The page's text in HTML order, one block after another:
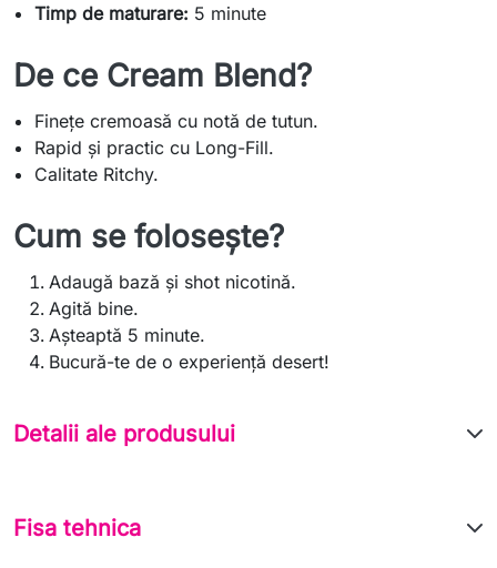
Timp de maturare: 5 minute
De ce Cream Blend?
Finețe cremoasă cu notă de tutun.
Rapid și practic cu Long-Fill.
Calitate Ritchy.
Cum se folosește?
Adaugă bază și shot nicotină.
Agită bine.
Așteaptă 5 minute.
Bucură-te de o experiență desert!
Detalii ale produsului
Fisa tehnica